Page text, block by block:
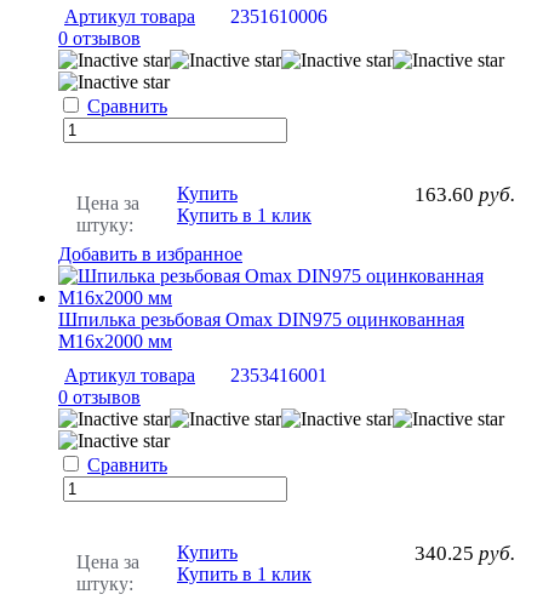
Артикул товара
2351610006
0 отзывов
Сравнить
Цена за
штуку:
163.60 руб.
Купить
Купить в 1 клик
Добавить в избранное
Шпилька резьбовая Omax DIN975 оцинкованная
М16х2000 мм
Артикул товара
2353416001
0 отзывов
Сравнить
Цена за
штуку:
340.25 руб.
Купить
Купить в 1 клик